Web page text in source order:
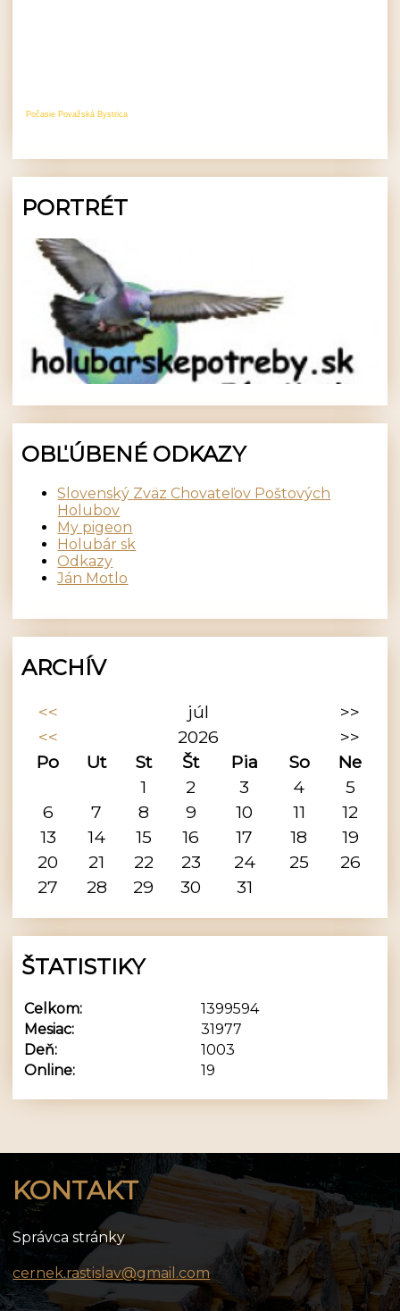
Počasie Považská Bystrica
PORTRÉT
OBĽÚBENÉ ODKAZY
Slovenský Zväz Chovateľov Poštových
Holubov
My pigeon
Holubár sk
Odkazy
Ján Motlo
ARCHÍV
<< júl
>>
<<
2026
>>
Po
Ut St Št Pia So
Ne
1
2 3 4
5
6
7 8 9 10 11
12
13
14 15 16 17 18
19
20
21 22 23 24 25
26
27
28 29 30 31
ŠTATISTIKY
Online: 19
Celkom:
1399594
Mesiac:
31977
Deň:
1003
KONTAKT
Správca stránky
cernek.rastislav@gmail.com